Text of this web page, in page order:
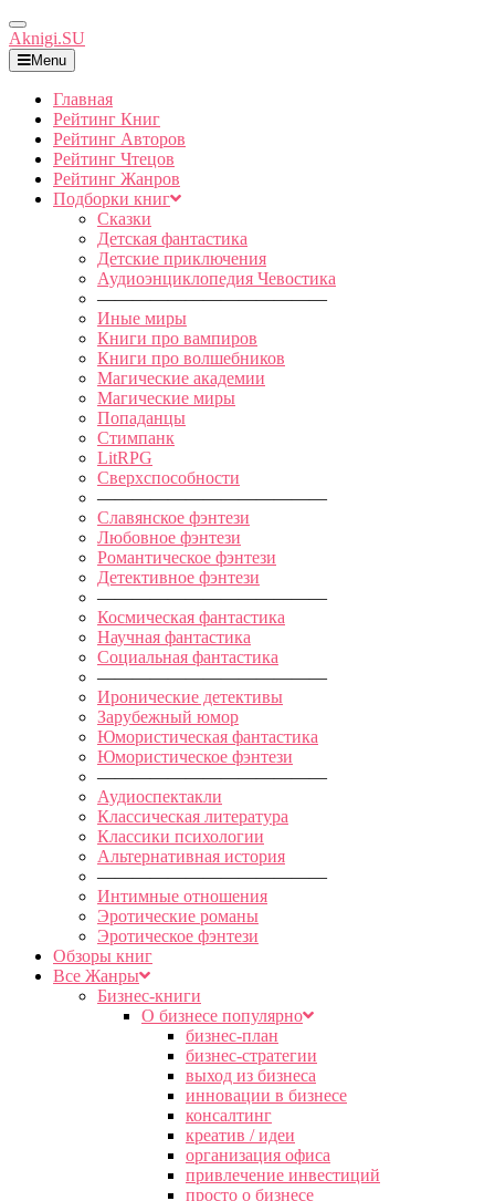
Toggle
Navigation
Aknigi.SU
Menu
Главная
Рейтинг Книг
Рейтинг Авторов
Рейтинг Чтецов
Рейтинг Жанров
Подборки книг
Сказки
Детская фантастика
Детские приключения
Аудиоэнциклопедия Чевостика
—————————————
Иные миры
Книги про вампиров
Книги про волшебников
Магические академии
Магические миры
Попаданцы
Стимпанк
LitRPG
Сверхспособности
—————————————
Славянское фэнтези
Любовное фэнтези
Романтическое фэнтези
Детективное фэнтези
—————————————
Космическая фантастика
Научная фантастика
Социальная фантастика
—————————————
Иронические детективы
Зарубежный юмор
Юмористическая фантастика
Юмористическое фэнтези
—————————————
Аудиоспектакли
Классическая литература
Классики психологии
Альтернативная история
—————————————
Интимные отношения
Эротические романы
Эротическое фэнтези
Обзоры книг
Все Жанры
Бизнес-книги
О бизнесе популярно
бизнес-план
бизнес-стратегии
выход из бизнеса
инновации в бизнесе
консалтинг
креатив / идеи
организация офиса
привлечение инвестиций
просто о бизнесе